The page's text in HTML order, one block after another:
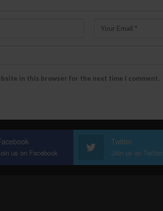
in this browser for the next time I comment.
us on Facebook
Twitter
Join us on Twitter